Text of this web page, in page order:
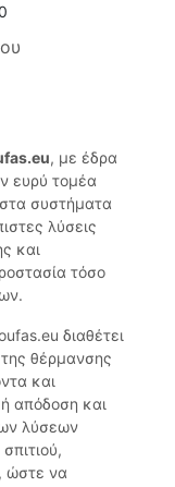
, με έδρα
ευρύ τομέα
συστήματα
λύσεις
και
τόσο
διαθέτει
θέρμανσης
και
απόδοση και
λύσεων
ώστε να